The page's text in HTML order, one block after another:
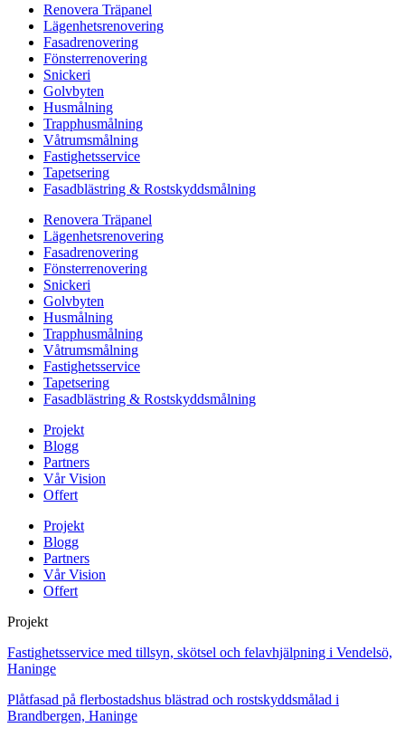
Renovera Träpanel
Lägenhetsrenovering
Fasadrenovering
Fönsterrenovering
Snickeri
Golvbyten
Husmålning
Trapphusmålning
Våtrumsmålning
Fastighetsservice
Tapetsering
Fasadblästring & Rostskyddsmålning
Renovera Träpanel
Lägenhetsrenovering
Fasadrenovering
Fönsterrenovering
Snickeri
Golvbyten
Husmålning
Trapphusmålning
Våtrumsmålning
Fastighetsservice
Tapetsering
Fasadblästring & Rostskyddsmålning
Projekt
Blogg
Partners
Vår Vision
Offert
Projekt
Blogg
Partners
Vår Vision
Offert
Projekt
Fastighetsservice med tillsyn, skötsel och felavhjälpning i Vendelsö,
Haninge
Plåtfasad på flerbostadshus blästrad och rostskyddsmålad i
Brandbergen, Haninge